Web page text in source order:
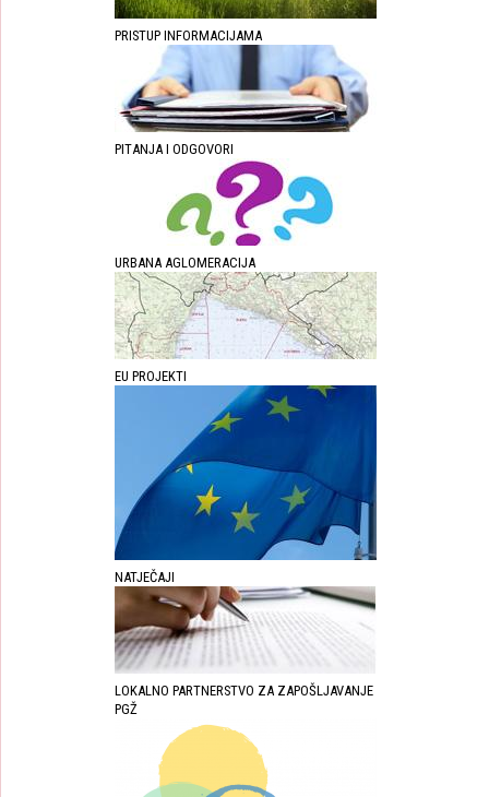
PRISTUP INFORMACIJAMA
PITANJA I ODGOVORI
URBANA AGLOMERACIJA
EU PROJEKTI
NATJEČAJI
LOKALNO PARTNERSTVO ZA ZAPOŠLJAVANJE
PGŽ